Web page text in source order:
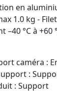
en
1.0 kg -
–40 °C à
caméra :
:
: Support